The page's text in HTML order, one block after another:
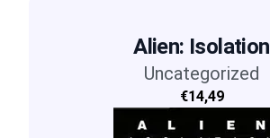
Alien: Isolation
Uncategorized
€14,49